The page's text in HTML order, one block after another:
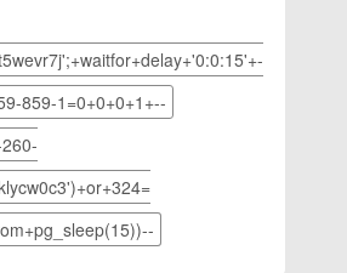
退出的
qq群。
QQ隐藏
859-1=0+0+0+1+--